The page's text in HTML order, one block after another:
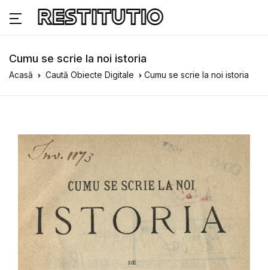
Cumu se scrie la noi istoria
Acasă Caută Obiecte Digitale Cumu se scrie la noi istoria